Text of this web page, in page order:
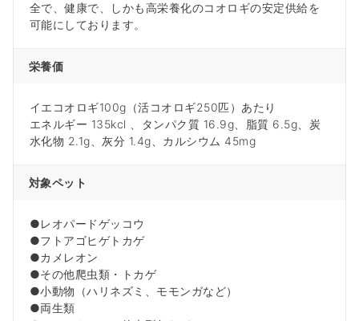
全で、健康で、しかも高栄養化のコオロギの安定供給を
可能にしております。
栄養価
イエコオロギ100g（活コオロギ250匹）あたり
エネルギー 135kcl 、タンパク質 16.9g、脂質 6.5g、炭
水化物 2.1g、灰分 1.4g、カルシウム 45mg
対象ペット
●レオパードゲッコウ
●フトアゴヒゲトカゲ
●カメレオン
●その他爬虫類・トカゲ
●小動物（ハリネズミ、モモンガなど）
●両生類